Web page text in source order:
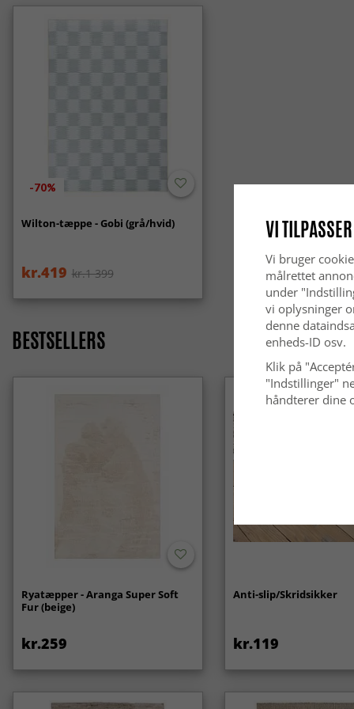
-70%
Wilton-tæppe - Gobi (grå/hvid)
kr.419 kr.1 399
BESTSELLERS
Ryatæpper - Aranga Super Soft
Fur (beige)
kr.259
Anti-slip/Skridsikker
kr.119
VI
Vi bruger
målrettet
under
vi oplysninger
denne
enheds-ID osv.
Klik på
"Indstillinger"
håndterer dine